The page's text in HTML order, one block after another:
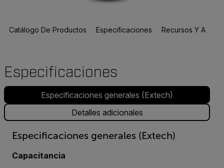
Catálogo De Productos Especificaciones Recursos Y
Especificaciones
Especificaciones generales (Extech)
Detalles adicionales
Especificaciones generales (Extech)
Capacitancia